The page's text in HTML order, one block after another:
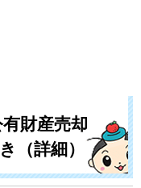
財産売却
（詳細）